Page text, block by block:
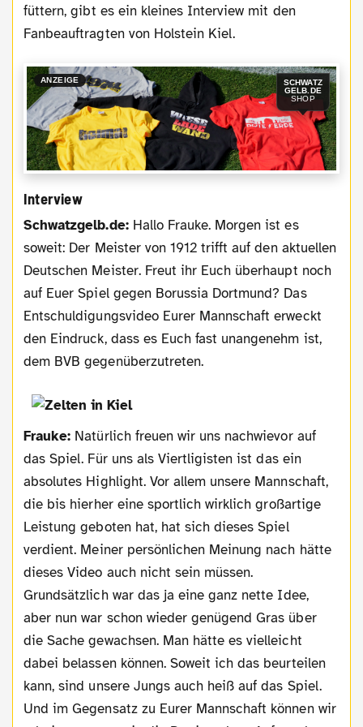
füttern, gibt es ein kleines Interview mit den
Fanbeauftragten von Holstein Kiel.
ANZEIGE
SCHWATZ
GELB.DE
SHOP
Interview
Schwatzgelb.de:Hallo Frauke. Morgen ist es
soweit: Der Meister von 1912 trifft auf den aktuellen
Deutschen Meister. Freut ihr Euch überhaupt noch
auf Euer Spiel gegen Borussia Dortmund? Das
Entschuldigungsvideo Eurer Mannschaft erweckt
den Eindruck, dass es Euch fast unangenehm ist,
dem BVB gegenüberzutreten.
Frauke: Natürlich freuen wir uns nachwievor auf
das Spiel. Für uns als Viertligisten ist das ein
absolutes Highlight. Vor allem unsere Mannschaft,
die bis hierher eine sportlich wirklich großartige
Leistung geboten hat, hat sich dieses Spiel
verdient. Meiner persönlichen Meinung nach hätte
dieses Video auch nicht sein müssen.
Grundsätzlich war das ja eine ganz nette Idee,
aber nun war schon wieder genügend Gras über
die Sache gewachsen. Man hätte es vielleicht
dabei belassen können. Soweit ich das beurteilen
kann, sind unsere Jungs auch heiß auf das Spiel.
Und im Gegensatz zu Eurer Mannschaft können wir